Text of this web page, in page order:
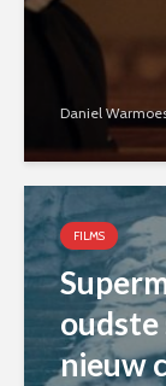
Daniel
FILMS
oudste
nieuw